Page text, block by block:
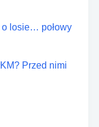
losie… połowy
Przed nimi